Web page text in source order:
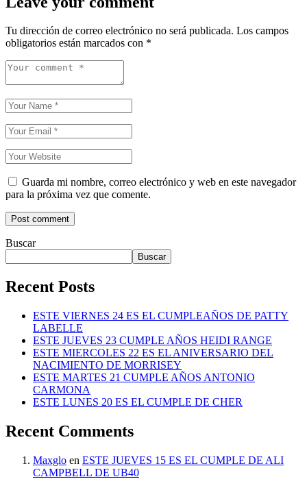
Tu dirección de correo electrónico no será publicada. Los campos
obligatorios están marcados con *
Guarda mi nombre, correo electrónico y web en este navegador
para la próxima vez que comente.
Buscar
Buscar
Recent Posts
ESTE VIERNES 24 ES EL CUMPLEAÑOS DE PATTY
LABELLE
ESTE JUEVES 23 CUMPLE AÑOS HEIDI RANGE
ESTE MIERCOLES 22 ES EL ANIVERSARIO DEL
NACIMIENTO DE MORRISEY
ESTE MARTES 21 CUMPLE AÑOS ANTONIO
CARMONA
ESTE LUNES 20 ES EL CUMPLE DE CHER
Recent Comments
Maxglo en ESTE JUEVES 15 ES EL CUMPLE DE ALI
CAMPBELL DE UB40